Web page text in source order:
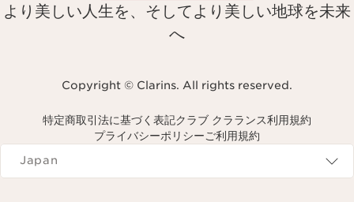
より美しい人生を、そしてより美しい地球を未来
へ
Copyright © Clarins. All rights reserved.
特定商取引法に基づく表記クラブ クラランス利用規約
プライバシーポリシーご利用規約
Navigates to
Japan